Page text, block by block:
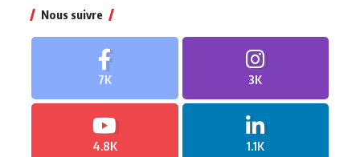
Nous suivre
7K 3K
4.8K 1.1K